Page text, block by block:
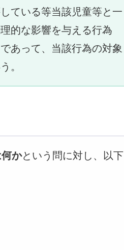
ている等当該児童等と一
的な影響を与える行為
あって、当該行為の対象
。
かという問に対し、以下